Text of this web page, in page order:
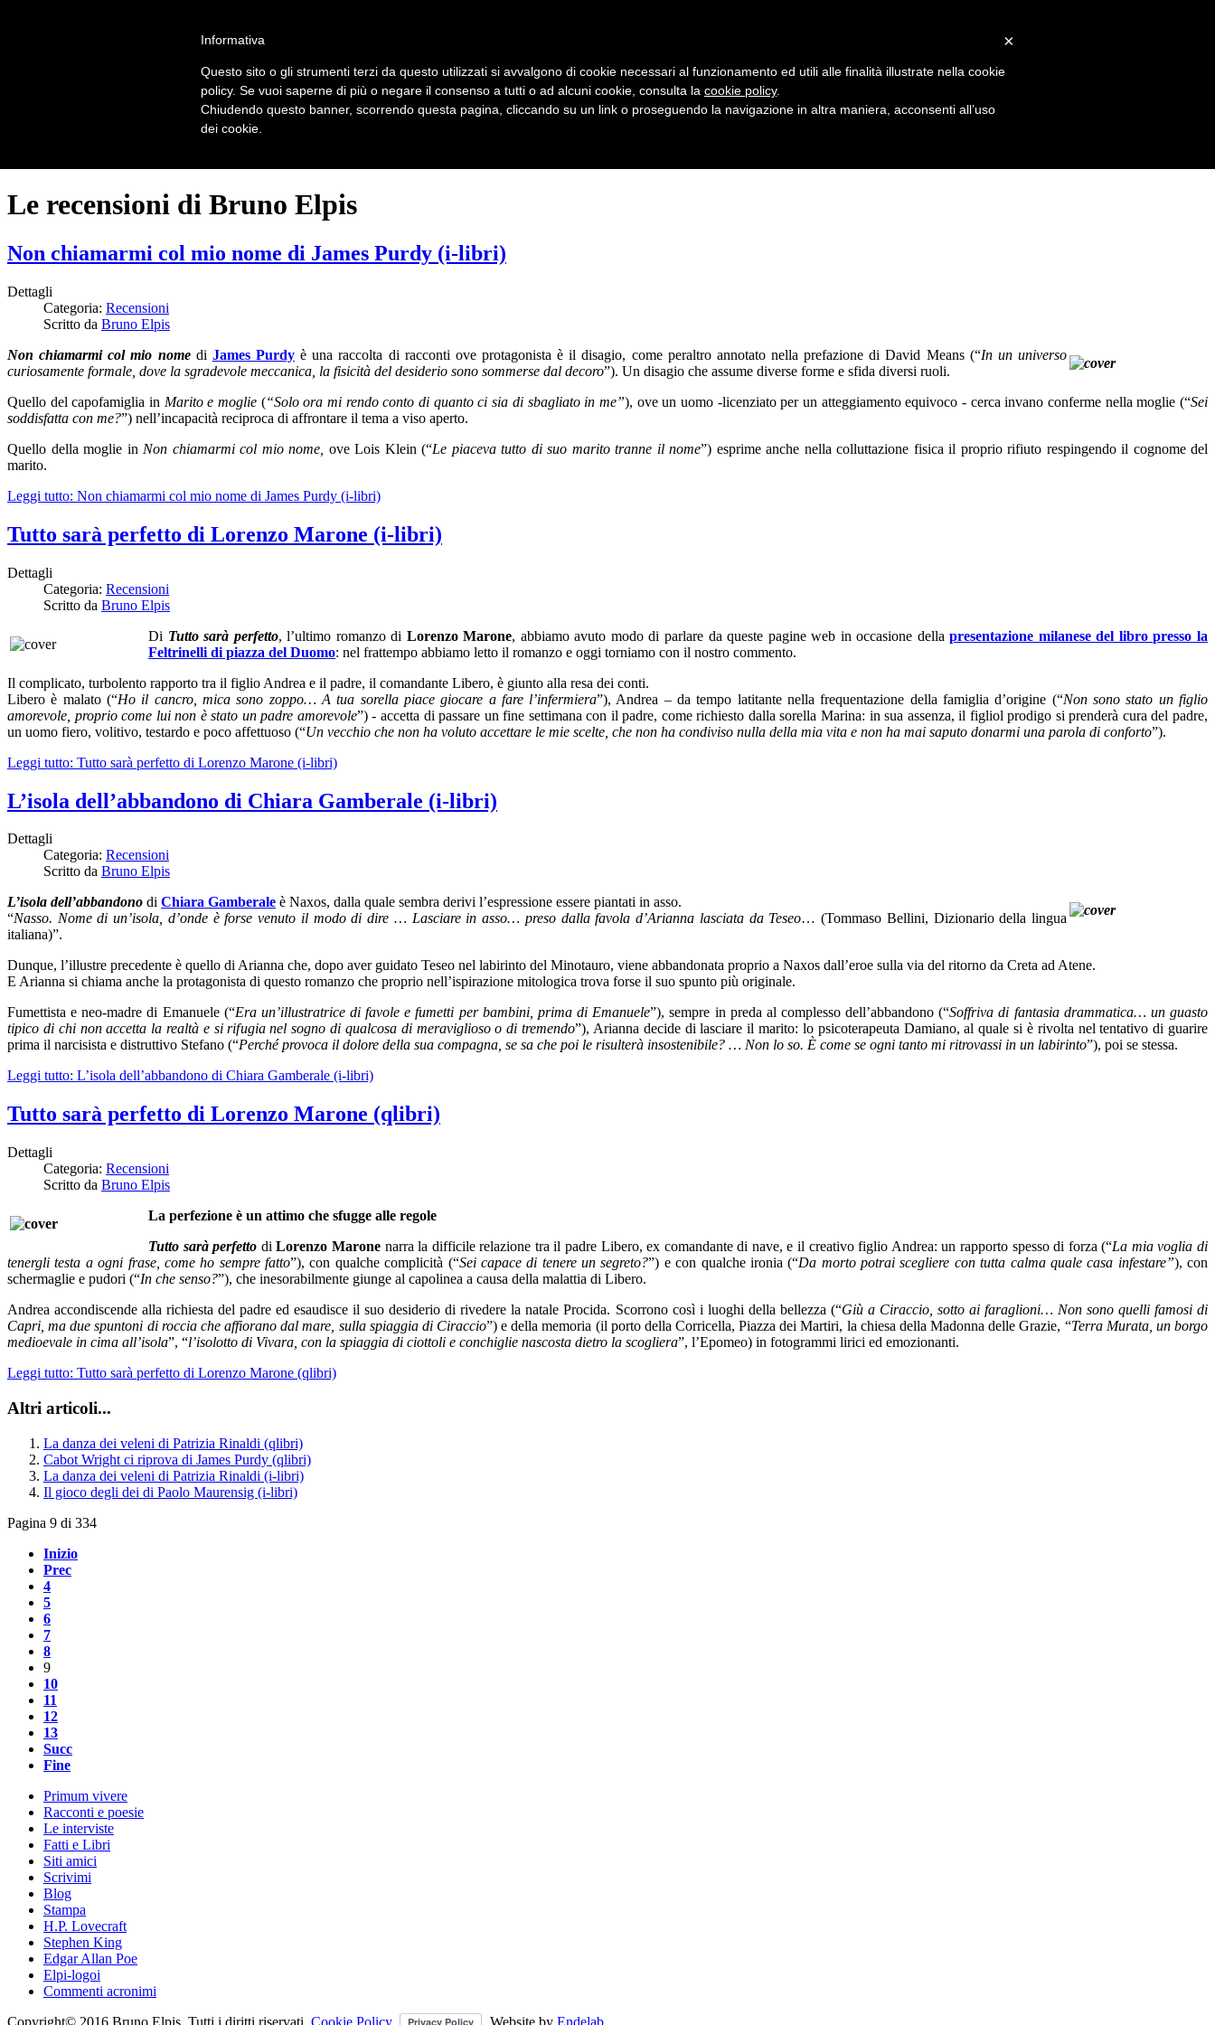
Il mistero dei massi avelli
Le recensioni di Bruno Elpis
Non chiamarmi col mio nome di James Purdy (i-libri)
Dettagli
Categoria: Recensioni
Scritto da Bruno Elpis
Non chiamarmi col mio nomedi James Purdy è una raccolta di racconti ove protagonista è il disagio, come peraltro annotato nella prefazione di David Means (“In un universo
curiosamente formale, dove la sgradevole meccanica, la fisicità del desiderio sono sommerse dal decoro”). Un disagio che assume diverse forme e sfida diversi ruoli.
Quello del capofamiglia in Marito e moglie (“Solo ora mi rendo conto di quanto ci sia di sbagliato in me”), ove un uomo -licenziato per un atteggiamento equivoco - cerca invano conferme nella moglie (“Sei
soddisfatta con me?”) nell’incapacità reciproca di affrontare il tema a viso aperto.
Quello della moglie in Non chiamarmi col mio nome, ove Lois Klein (“Le piaceva tutto di suo marito tranne il nome”) esprime anche nella colluttazione fisica il proprio rifiuto respingendo il cognome del
marito.
Leggi tutto: Non chiamarmi col mio nome di James Purdy (i-libri)
Tutto sarà perfetto di Lorenzo Marone (i-libri)
Dettagli
Categoria: Recensioni
Scritto da Bruno Elpis
Di Tutto sarà perfetto, l’ultimo romanzo di Lorenzo Marone, abbiamo avuto modo di parlare da queste pagine web in occasione dellapresentazione milanese del libro presso la
Feltrinelli di piazza del Duomo: nel frattempo abbiamo letto il romanzo e oggi torniamo con il nostro commento.
Il complicato, turbolento rapporto tra il figlio Andrea e il padre, il comandante Libero, è giunto alla resa dei conti.
Libero è malato (“Ho il cancro, mica sono zoppo… A tua sorella piace giocare a fare l’infermiera”), Andrea – da tempo latitante nella frequentazione della famiglia d’origine (“Non sono stato un figlio
amorevole, proprio come lui non è stato un padre amorevole”) - accetta di passare un fine settimana con il padre, come richiesto dalla sorella Marina: in sua assenza, il figliol prodigo si prenderà cura del padre,
un uomo fiero, volitivo, testardo e poco affettuoso (“Un vecchio che non ha voluto accettare le mie scelte, che non ha condiviso nulla della mia vita e non ha mai saputo donarmi una parola di conforto”).
Leggi tutto: Tutto sarà perfetto di Lorenzo Marone (i-libri)
L’isola dell’abbandono di Chiara Gamberale (i-libri)
Dettagli
Categoria: Recensioni
Scritto da Bruno Elpis
L’isola dell’abbandono di Chiara Gamberale è Naxos, dalla quale sembra derivi l’espressione essere piantati in asso.
“Nasso. Nome di un’isola, d’onde è forse venuto il modo di dire … Lasciare in asso… preso dalla favola d’Arianna lasciata da Teseo… (Tommaso Bellini, Dizionario della lingua
italiana)”.
Dunque, l’illustre precedente è quello di Arianna che, dopo aver guidato Teseo nel labirinto del Minotauro, viene abbandonata proprio a Naxos dall’eroe sulla via del ritorno da Creta ad Atene.
E Arianna si chiama anche la protagonista di questo romanzo che proprio nell’ispirazione mitologica trova forse il suo spunto più originale.
Fumettista e neo-madre di Emanuele (“Era un’illustratrice di favole e fumetti per bambini, prima di Emanuele”), sempre in preda al complesso dell’abbandono (“Soffriva di fantasia drammatica… un guasto
tipico di chi non accetta la realtà e si rifugia nel sogno di qualcosa di meraviglioso o di tremendo”), Arianna decide di lasciare il marito: lo psicoterapeuta Damiano, al quale si è rivolta nel tentativo di guarire
prima il narcisista e distruttivo Stefano (“Perché provoca il dolore della sua compagna, se sa che poi le risulterà insostenibile? … Non lo so. È come se ogni tanto mi ritrovassi in un labirinto”), poi se stessa.
Leggi tutto: L’isola dell’abbandono di Chiara Gamberale (i-libri)
Tutto sarà perfetto di Lorenzo Marone (qlibri)
Dettagli
Categoria: Recensioni
Scritto da Bruno Elpis
La perfezione è un attimo che sfugge alle regole
Tutto sarà perfetto diLorenzo Marone narra la difficile relazione tra il padre Libero, ex comandante di nave, e il creativo figlio Andrea: un rapporto spesso di forza (“La mia voglia di
tenergli testa a ogni frase, come ho sempre fatto”), con qualche complicità (“Sei capace di tenere un segreto?”) e con qualche ironia (“Da morto potrai scegliere con tutta calma quale casa infestare”), con
schermaglie e pudori (“In che senso?”), che inesorabilmente giunge al capolinea a causa della malattia di Libero.
Andrea accondiscende alla richiesta del padre ed esaudisce il suo desiderio di rivedere la natale Procida. Scorrono così i luoghi della bellezza (“Giù a Ciraccio, sotto ai faraglioni… Non sono quelli famosi di
Capri, ma due spuntoni di roccia che affiorano dal mare, sulla spiaggia di Ciraccio”) e della memoria (il porto della Corricella, Piazza dei Martiri, la chiesa della Madonna delle Grazie, “Terra Murata, un borgo
medioevale in cima all’isola”, “l’isolotto di Vivara, con la spiaggia di ciottoli e conchiglie nascosta dietro la scogliera”, l’Epomeo) in fotogrammi lirici ed emozionanti.
Leggi tutto: Tutto sarà perfetto di Lorenzo Marone (qlibri)
Altri articoli...
La danza dei veleni di Patrizia Rinaldi (qlibri)
Cabot Wright ci riprova di James Purdy (qlibri)
La danza dei veleni di Patrizia Rinaldi (i-libri)
Il gioco degli dei di Paolo Maurensig (i-libri)
Pagina 9 di 334
Inizio
Prec
4
5
6
7
8
9
10
11
12
13
Succ
Fine
Primum vivere
Racconti e poesie
Le interviste
Fatti e Libri
Siti amici
Scrivimi
Blog
Stampa
H.P. Lovecraft
Stephen King
Edgar Allan Poe
Elpi-logoi
Commenti acronimi
Copyright© 2016 Bruno Elpis. Tutti i diritti riservati. Cookie Policy. Website by Endelab
×
Informativa
Questo sito o gli strumenti terzi da questo utilizzati si avvalgono di cookie necessari al funzionamento ed utili alle finalità illustrate nella cookie
policy. Se vuoi saperne di più o negare il consenso a tutti o ad alcuni cookie, consulta la cookie policy.
Chiudendo questo banner, scorrendo questa pagina, cliccando su un link o proseguendo la navigazione in altra maniera, acconsenti all’uso
dei cookie.